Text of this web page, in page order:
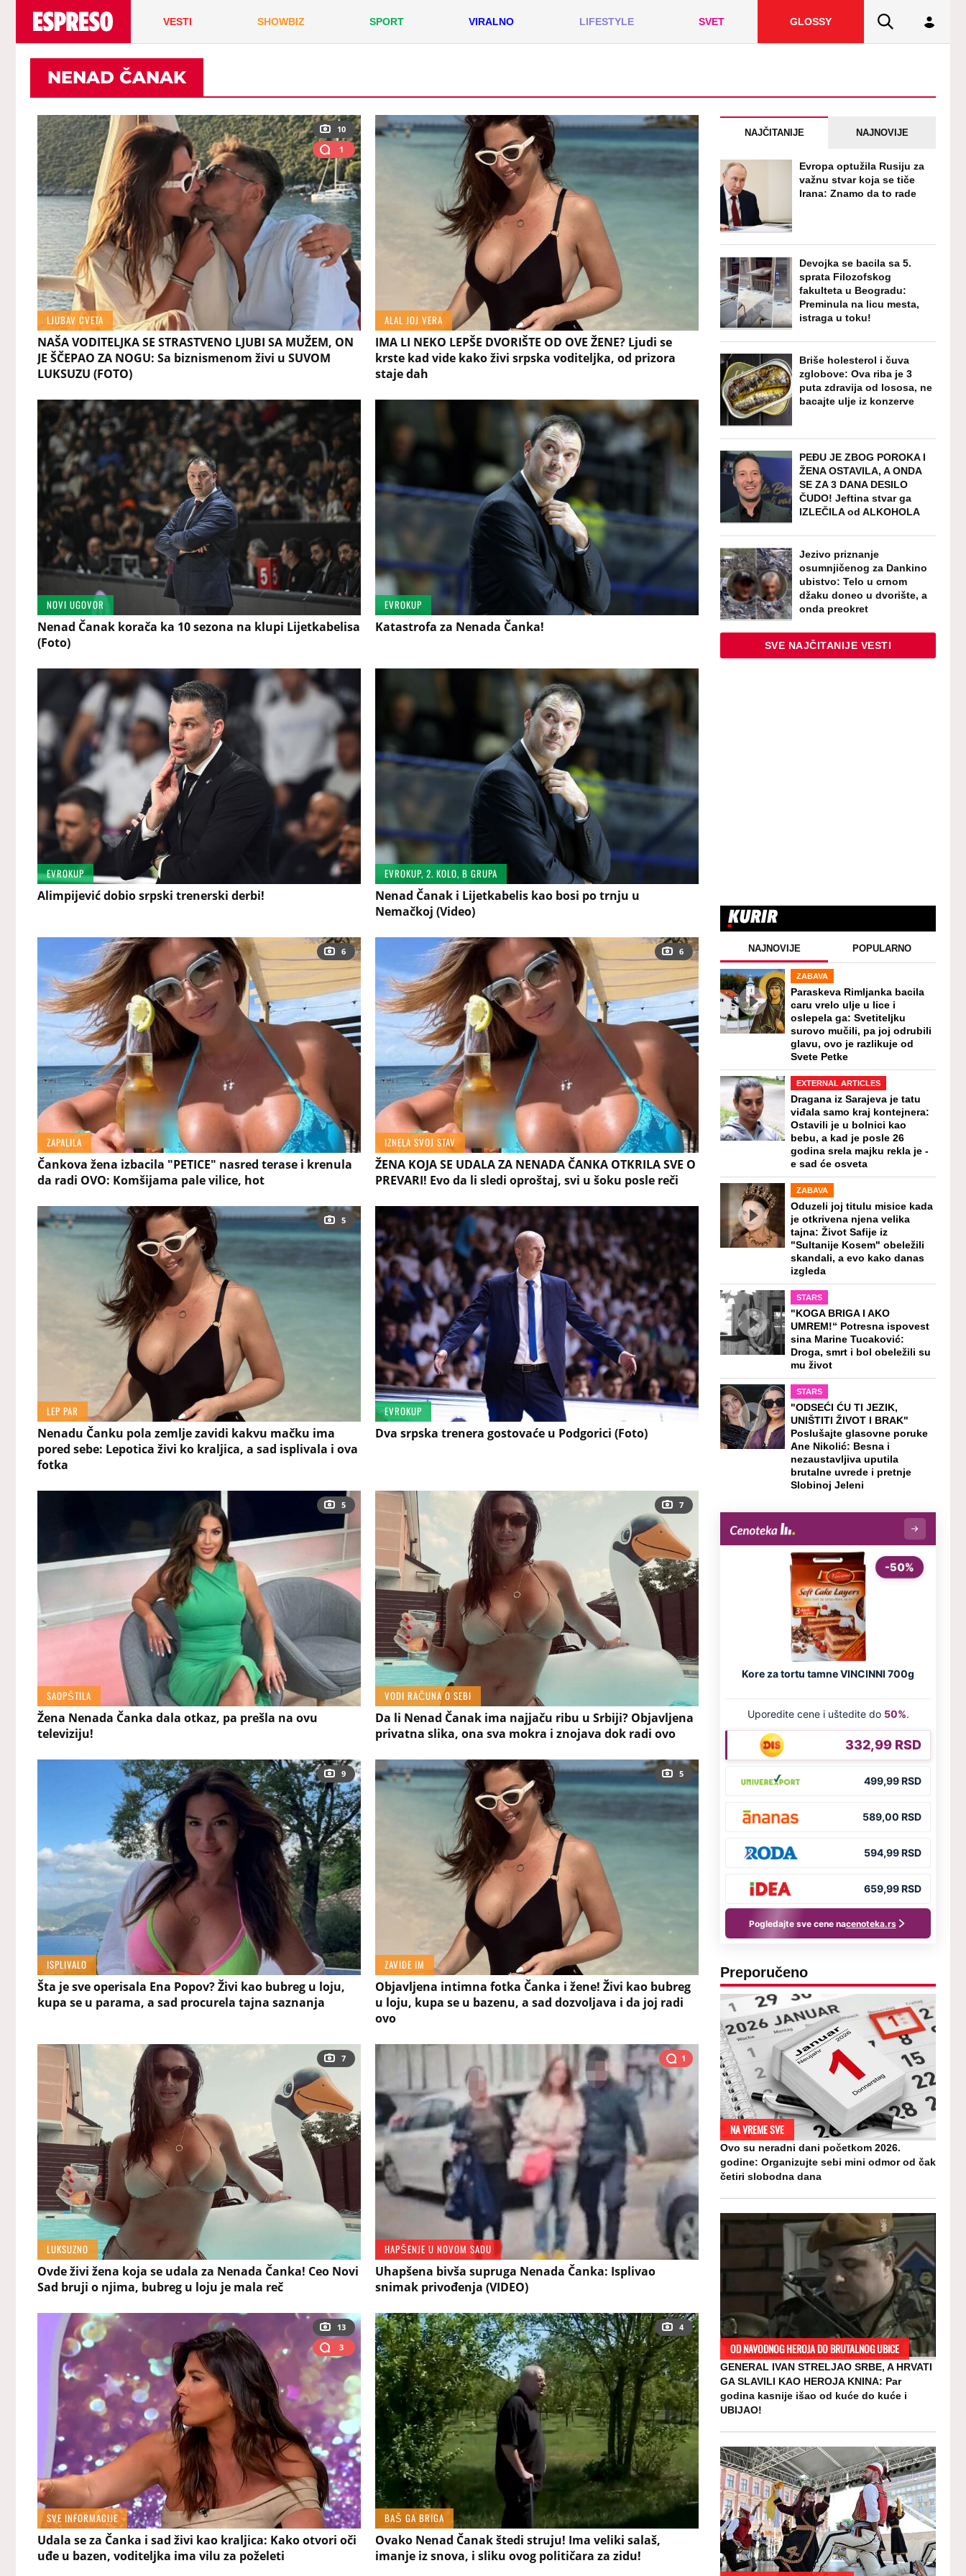
VESTI SHOWBIZ SPORT VIRALNO LIFESTYLE SVET GLOSSY
NENAD ČANAK
10
1
LJUBAV CVETA
NAŠA VODITELJKA SE STRASTVENO LJUBI SA MUŽEM, ON
JE ŠČEPAO ZA NOGU: Sa biznismenom živi u SUVOM
LUKSUZU (FOTO)
ALAL JOJ VERA
IMA LI NEKO LEPŠE DVORIŠTE OD OVE ŽENE? Ljudi se
krste kad vide kako živi srpska voditeljka, od prizora
staje dah
NOVI UGOVOR
Nenad Čanak korača ka 10 sezona na klupi Lijetkabelisa
(Foto)
EVROKUP
Katastrofa za Nenada Čanka!
EVROKUP
Alimpijević dobio srpski trenerski derbi!
EVROKUP, 2. KOLO, B GRUPA
Nenad Čanak i Lijetkabelis kao bosi po trnju u
Nemačkoj (Video)
6
ZAPALILA
Čankova žena izbacila "PETICE" nasred terase i krenula
da radi OVO: Komšijama pale vilice, hot
6
IZNELA SVOJ STAV
ŽENA KOJA SE UDALA ZA NENADA ČANKA OTKRILA SVE O
PREVARI! Evo da li sledi oproštaj, svi u šoku posle reči
5
LEP PAR
Nenadu Čanku pola zemlje zavidi kakvu mačku ima
pored sebe: Lepotica živi ko kraljica, a sad isplivala i ova
fotka
EVROKUP
Dva srpska trenera gostovaće u Podgorici (Foto)
5
SAOPŠTILA
Žena Nenada Čanka dala otkaz, pa prešla na ovu
televiziju!
7
VODI RAČUNA O SEBI
Da li Nenad Čanak ima najjaču ribu u Srbiji? Objavljena
privatna slika, ona sva mokra i znojava dok radi ovo
9
ISPLIVALO
Šta je sve operisala Ena Popov? Živi kao bubreg u loju,
kupa se u parama, a sad procurela tajna saznanja
5
ZAVIDE IM
Objavljena intimna fotka Čanka i žene! Živi kao bubreg
u loju, kupa se u bazenu, a sad dozvoljava i da joj radi
ovo
7
LUKSUZNO
Ovde živi žena koja se udala za Nenada Čanka! Ceo Novi
Sad bruji o njima, bubreg u loju je mala reč
1
HAPŠENJE U NOVOM SADU
Uhapšena bivša supruga Nenada Čanka: Isplivao
snimak privođenja (VIDEO)
13
3
SVE INFORMACIJE
Udala se za Čanka i sad živi kao kraljica: Kako otvori oči
uđe u bazen, voditeljka ima vilu za poželeti
4
BAŠ GA BRIGA
Ovako Nenad Čanak štedi struju! Ima veliki salaš,
imanje iz snova, i sliku ovog političara za zidu!
NAJČITANIJE NAJNOVIJE
Evropa optužila Rusiju za
važnu stvar koja se tiče
Irana: Znamo da to rade
Devojka se bacila sa 5.
sprata Filozofskog
fakulteta u Beogradu:
Preminula na licu mesta,
istraga u toku!
Briše holesterol i čuva
zglobove: Ova riba je 3
puta zdravija od lososa, ne
bacajte ulje iz konzerve
PEĐU JE ZBOG POROKA I
ŽENA OSTAVILA, A ONDA
SE ZA 3 DANA DESILO
ČUDO! Jeftina stvar ga
IZLEČILA od ALKOHOLA
Jezivo priznanje
osumnjičenog za Dankino
ubistvo: Telo u crnom
džaku doneo u dvorište, a
onda preokret
SVE NAJČITANIJE VESTI
NAJNOVIJE POPULARNO
ZABAVA
Paraskeva Rimljanka bacila
caru vrelo ulje u lice i
oslepela ga: Svetiteljku
surovo mučili, pa joj odrubili
glavu, ovo je razlikuje od
Svete Petke
EXTERNAL ARTICLES
Dragana iz Sarajeva je tatu
viđala samo kraj kontejnera:
Ostavili je u bolnici kao
bebu, a kad je posle 26
godina srela majku rekla je -
e sad će osveta
ZABAVA
Oduzeli joj titulu misice kada
je otkrivena njena velika
tajna: Život Safije iz
"Sultanije Kosem" obeležili
skandali, a evo kako danas
izgleda
STARS
"KOGA BRIGA I AKO
UMREM!“ Potresna ispovest
sina Marine Tucaković:
Droga, smrt i bol obeležili su
mu život
STARS
"ODSEĆI ĆU TI JEZIK,
UNIŠTITI ŽIVOT I BRAK"
Poslušajte glasovne poruke
Ane Nikolić: Besna i
nezaustavljiva uputila
brutalne uvrede i pretnje
Slobinoj Jeleni
Preporučeno
NA VREME SVE
Ovo su neradni dani početkom 2026.
godine: Organizujte sebi mini odmor od čak
četiri slobodna dana
OD NAVODNOG HEROJA DO BRUTALNOG UBICE
GENERAL IVAN STRELJAO SRBE, A HRVATI
GA SLAVILI KAO HEROJA KNINA: Par
godina kasnije išao od kuće do kuće i
UBIJAO!